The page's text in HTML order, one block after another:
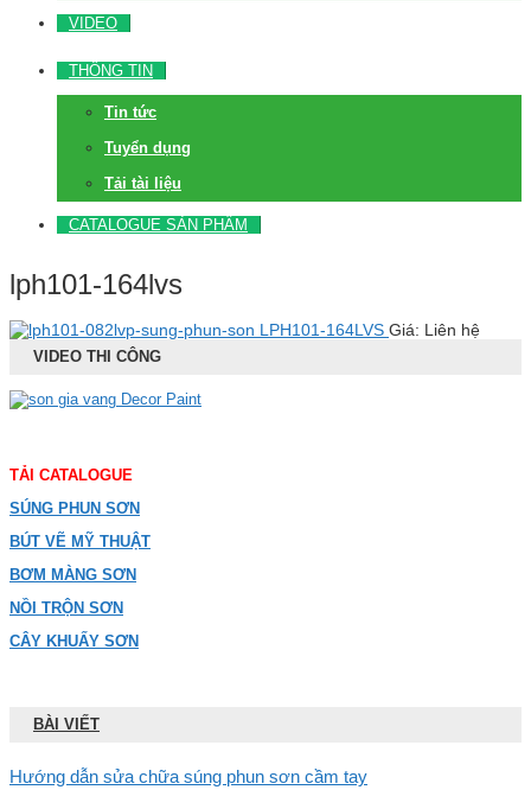
VIDEO
THÔNG TIN
Tin tức
Tuyển dụng
Tải tài liệu
CATALOGUE SẢN PHẨM
lph101-164lvs
LPH101-164LVS Giá: Liên hệ
VIDEO THI CÔNG
TẢI CATALOGUE
SÚNG PHUN SƠN
BÚT VẼ MỸ THUẬT
BƠM MÀNG SƠN
NỒI TRỘN SƠN
CÂY KHUẤY SƠN
BÀI VIẾT
Hướng dẫn sửa chữa súng phun sơn cầm tay